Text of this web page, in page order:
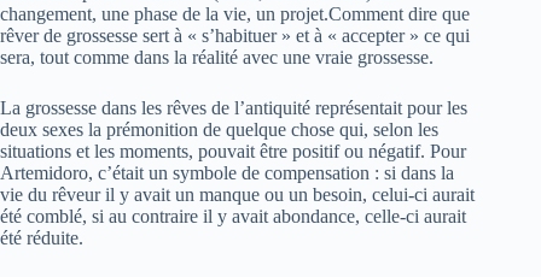
changement, une phase de la vie, un projet.Comment dire que
rêver de grossesse sert à « s’habituer » et à « accepter » ce qui
sera, tout comme dans la réalité avec une vraie grossesse.
La grossesse dans les rêves de l’antiquité représentait pour les
deux sexes la prémonition de quelque chose qui, selon les
situations et les moments, pouvait être positif ou négatif. Pour
Artemidoro, c’était un symbole de compensation : si dans la
vie du rêveur il y avait un manque ou un besoin, celui-ci aurait
été comblé, si au contraire il y avait abondance, celle-ci aurait
été réduite.